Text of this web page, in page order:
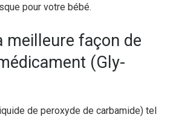
pour votre bébé.
meilleure façon de
(Gly-
de peroxyde de carbamide) tel